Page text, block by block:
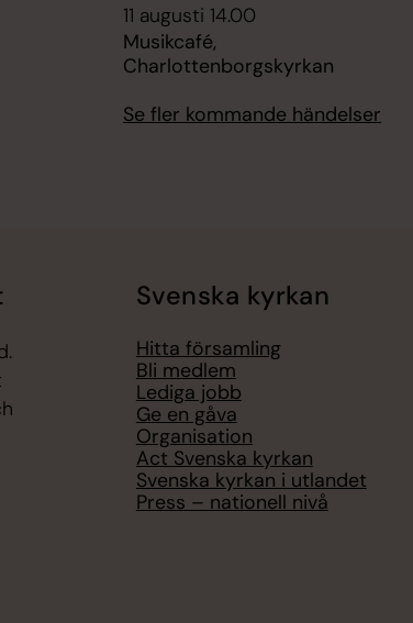
11 augusti 14.00
Musikcafé,
Charlottenborgskyrkan
Se fler kommande händelser
Svenska kyrkan
Hitta församling
Bli medlem
Lediga jobb
Ge en gåva
Organisation
Act Svenska kyrkan
Svenska kyrkan i utlandet
Press – nationell nivå